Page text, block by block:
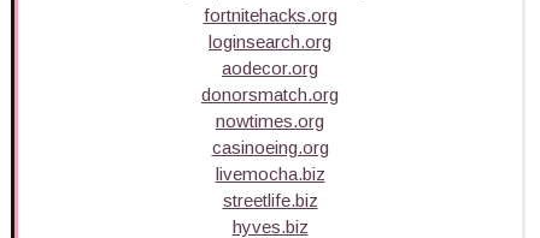
fortnitehacks.org
loginsearch.org
aodecor.org
donorsmatch.org
nowtimes.org
casinoeing.org
livemocha.biz
streetlife.biz
hyves.biz